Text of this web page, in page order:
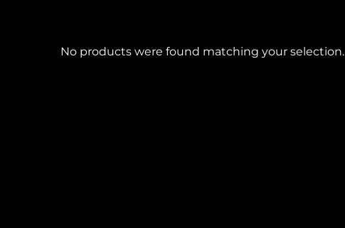
No products were found matching your selection.